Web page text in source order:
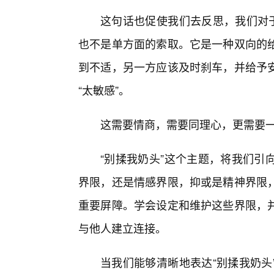
这句话也促使我们去反思，我们对
也不是单方面的索取。它是一种双向
到不适，另一方应该及时刹车，并给
“太敏感”。
这需要情商，需要同理心，更需要
“别揉我奶头”这个主题，将我们
界限，还是情感界限，抑或是精神界
重要屏障。学会设定和维护这些界限
与他人建立连接。
当我们能够清晰地表达“别揉我奶